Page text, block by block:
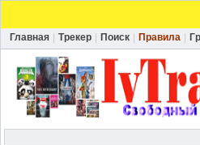
Главная Трекер Поиск Правила